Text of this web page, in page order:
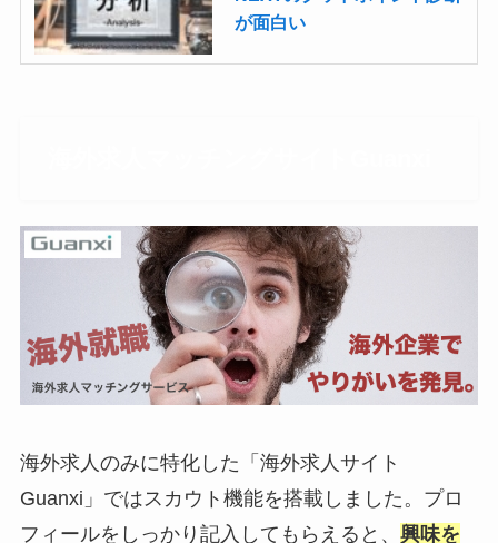
が面白い
海外求人のみに特化した「海外求人サイト
Guanxi」ではスカウト機能を搭載しました。プロ
フィールをしっかり記入してもらえると、 興味を